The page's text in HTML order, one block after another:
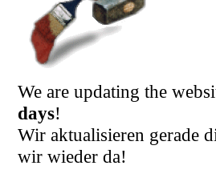
We are updating the
days!
Wir aktualisieren gerade
wir wieder da!